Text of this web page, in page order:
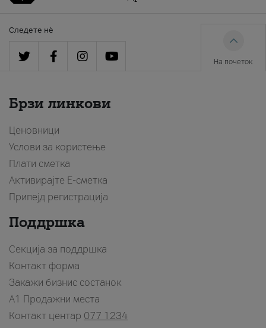
Следете нè
На почеток
Брзи линкови
Ценовници
Услови за користење
Плати сметка
Активирајте Е-сметка
Припејд регистрација
Поддршка
Секција за поддршка
Контакт форма
Закажи бизнис состанок
A1 Продажни места
Контакт центар 077 1234